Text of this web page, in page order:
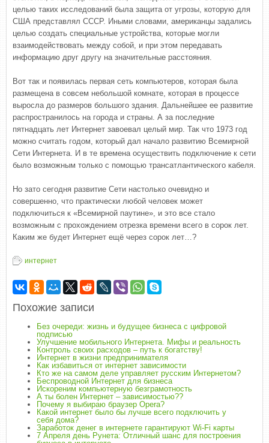
целью таких исследований была защита от угрозы, которую для
США представлял СССР. Иными словами, американцы задались
целью создать специальные устройства, которые могли
взаимодействовать между собой, и при этом передавать
информацию друг другу на значительные расстояния.
Вот так и появилась первая сеть компьютеров, которая была
размещена в совсем небольшой комнате, которая в процессе
выросла до размеров большого здания. Дальнейшее ее развитие
распространилось на города и страны. А за последние
пятнадцать лет Интернет завоевал целый мир. Так что 1973 год
можно считать годом, который дал начало развитию Всемирной
Сети Интернета. И в те времена осуществить подключение к сети
было возможным только с помощью трансатлантического кабеля.
Но зато сегодня развитие Сети настолько очевидно и
совершенно, что практически любой человек может
подключиться к «Всемирной паутине», и это все стало
возможным с прохождением отрезка времени всего в сорок лет.
Каким же будет Интернет ещё через сорок лет…?
интернет
Похожие записи
Без очереди: жизнь и будущее бизнеса с цифровой
подписью
Улучшение мобильного Интернета. Мифы и реальность
Контроль своих расходов – путь к богатству!
Интернет в жизни предпринимателя
Как избавиться от интернет зависимости
Кто же на самом деле управляет русским Интернетом?
Беспроводной Интернет для бизнеса
Искореним компьютерную безграмотность
А ты болен Интернет – зависимостью??
Почему я выбираю браузер Opera?
Какой интернет было бы лучше всего подключить у
себя дома?
Заработок денег в интернете гарантируют Wi-Fi карты
7 Апреля день Рунета: Отличный шанс для построения